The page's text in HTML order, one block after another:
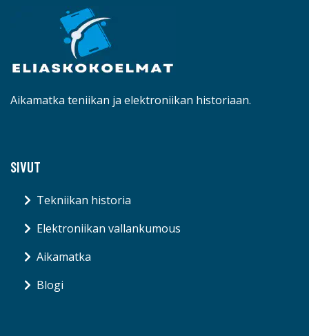
Aikamatka teniikan ja elektroniikan historiaan.
SIVUT
Tekniikan historia
Elektroniikan vallankumous
Aikamatka
Blogi